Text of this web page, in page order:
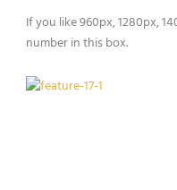
If you like 960px, 1280px,
number in this box.